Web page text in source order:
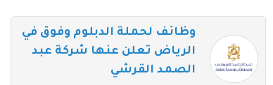
وظائف لحملة الدبلوم وفوق في
الرياض تعلن عنها شركة عبد
الصمد القرشي